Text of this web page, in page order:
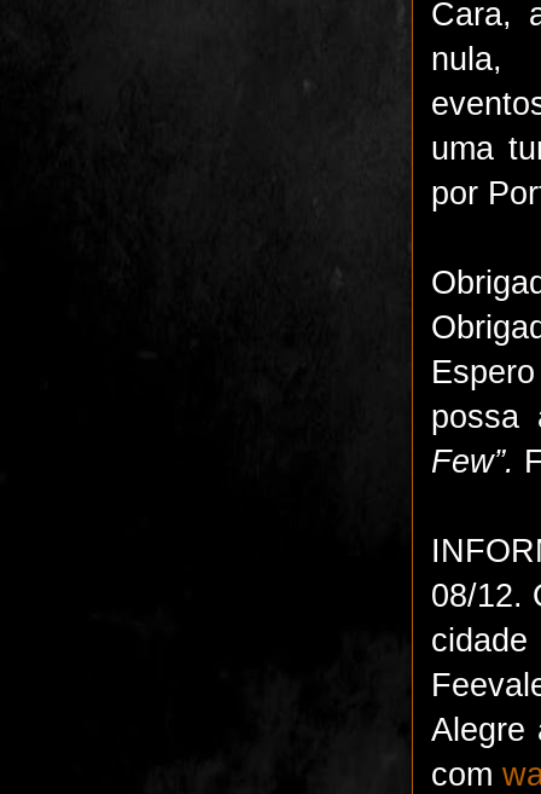
Cara,
nula,
uma
por
possa
Few”.
08/12.
Alegre
com